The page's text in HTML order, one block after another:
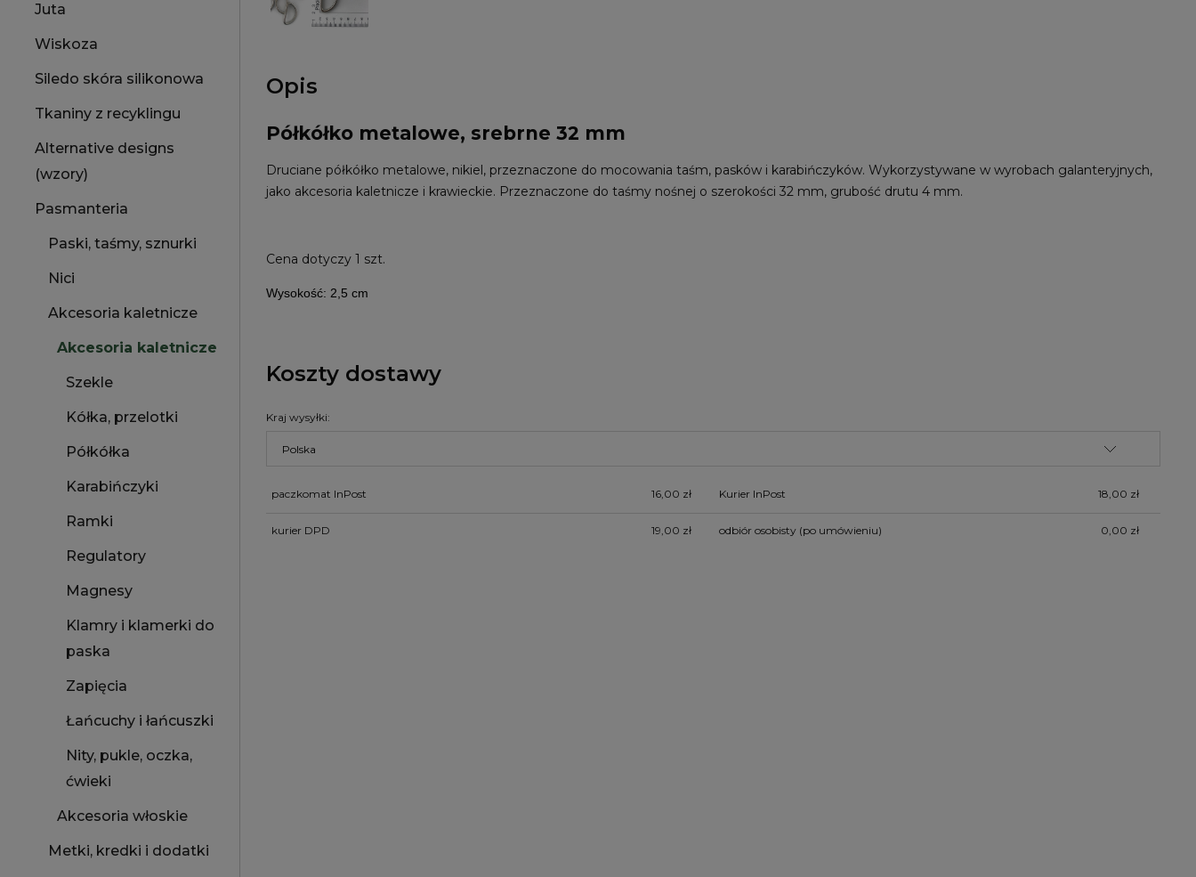
Juta
Wiskoza
Siledo skóra silikonowa
Tkaniny z recyklingu
Alternative designs
(wzory)
Pasmanteria
Paski, taśmy, sznurki
Nici
Akcesoria kaletnicze
Akcesoria kaletnicze
Szekle
Kółka, przelotki
Półkółka
Karabińczyki
Ramki
Regulatory
Magnesy
Klamry i klamerki do
paska
Zapięcia
Łańcuchy i łańcuszki
Nity, pukle, oczka,
ćwieki
Akcesoria włoskie
Metki, kredki i dodatki
Opis
Półkółko metalowe, srebrne 32 mm
Druciane półkółko metalowe, nikiel, przeznaczone do mocowania taśm, pasków i karabińczyków. Wykorzystywane w wyrobach galanteryjnych,
jako akcesoria kaletnicze i krawieckie. Przeznaczone do taśmy nośnej o szerokości 32 mm, grubość drutu 4 mm.
Cena dotyczy 1 szt.
Wysokość: 2,5 cm
Koszty dostawy
Kraj wysyłki:
paczkomat InPost 16,00 zł Kurier InPost 18,00 zł
kurier DPD 19,00 zł odbiór osobisty(po umówieniu) 0,00 zł